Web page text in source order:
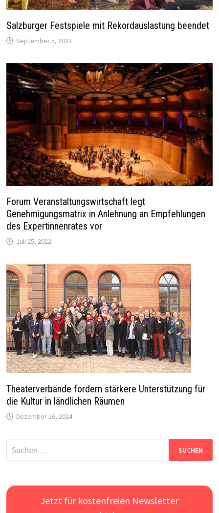
Salzburger Festspiele mit Rekordauslastung beendet
September 5, 2023
Forum Veranstaltungswirtschaft legt
Genehmigungsmatrix in Anlehnung an Empfehlungen
des Expertinnenrates vor
Juli 25, 2022
Theaterverbände fordern stärkere Unterstützung für
die Kultur in ländlichen Räumen
Dezember 16, 2024
Suchen
nach:
Jetzt für kostenfreien Newsletter